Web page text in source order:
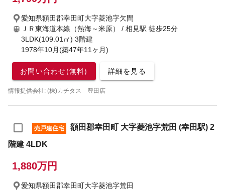
愛知県額田郡幸田町大字菱池字欠間
ＪＲ東海道本線（熱海～米原） / 相見駅 徒歩25分
3LDK(109.01㎡) 3階建
1978年10月(築47年11ヶ月)
お問い合わせ(無料) 詳細を見る
情報提供会社: (株)カチタス 豊田店
売戸建住宅
額田郡幸田町 大字菱池字荒田 (幸田駅) 2
階建 4LDK
1,880万円
愛知県額田郡幸田町大字菱池字荒田